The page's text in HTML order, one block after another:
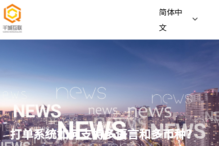
简体中
文
打单系统如何支持多语言和多币种？